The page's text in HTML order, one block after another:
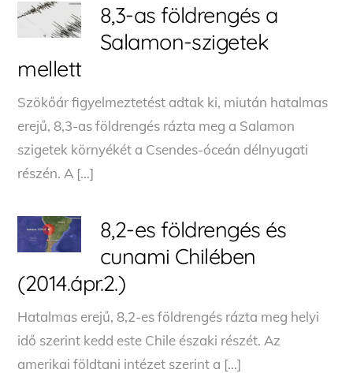
8,3-as földrengés a
Salamon-szigetek
mellett
Szökőár figyelmeztetést adtak ki, miután hatalmas
erejű, 8,3-as földrengés rázta meg a Salamon
szigetek környékét a Csendes-óceán délnyugati
részén. A […]
8,2-es földrengés és
cunami Chilében
(2014.ápr.2.)
Hatalmas erejű, 8,2-es földrengés rázta meg helyi
idő szerint kedd este Chile északi részét. Az
amerikai földtani intézet szerint a […]